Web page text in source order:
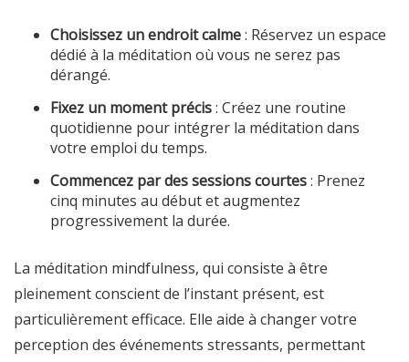
Choisissez un endroit calme: Réservez un espace
dédié à la méditation où vous ne serez pas
dérangé.
Fixez un moment précis: Créez une routine
quotidienne pour intégrer la méditation dans
votre emploi du temps.
Commencez par des sessions courtes: Prenez
cinq minutes au début et augmentez
progressivement la durée.
La méditation mindfulness, qui consiste à être
pleinement conscient de l’instant présent, est
particulièrement efficace. Elle aide à changer votre
perception des événements stressants, permettant